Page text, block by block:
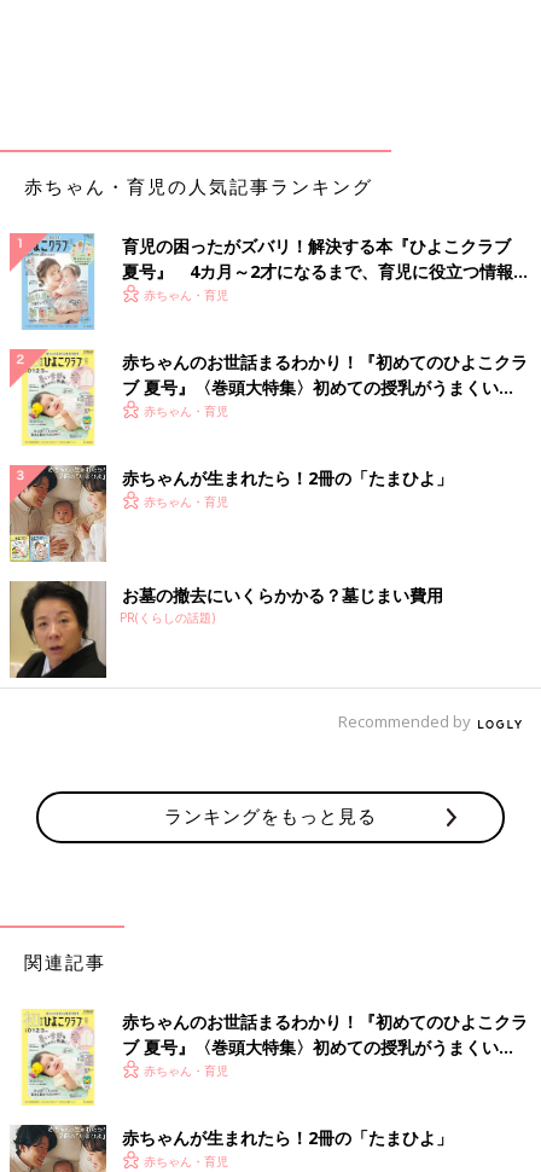
出典：Instagramアカウント「closet.1026」
nさんはこちらのレギンスを購入。お安くなっていたので、サイ
ズアップしてまとめ買いしたようですよ。お子さんにはパンツを
履かせることもあるけど、脱いでしまうのでレギンス率が高めな
んだとか。ユニクロのレギンスは脱ぎ着がラクなところも良いで
赤ちゃん・育児の人気記事ランキング
育児の困ったがズバリ！解決する本『ひよこクラブ
夏号』 4カ月～2才になるまで、育児に役立つ情報が
いっぱい！
赤ちゃん・育児
赤ちゃんのお世話まるわかり！『初めてのひよこクラ
ブ 夏号』〈巻頭大特集〉初めての授乳がうまくい
く！ おっぱい・ミルクの基本と夏のトラブル 解決テ
赤ちゃん・育児
赤ちゃんが生まれたら！2冊の「たまひよ」
赤ちゃん・育児
お墓の撤去にいくらかかる？墓じまい費用
PR(くらしの話題)
Recommended by
ランキングをもっと見る
関連記事
赤ちゃんのお世話まるわかり！『初めてのひよこクラ
ブ 夏号』〈巻頭大特集〉初めての授乳がうまくい
く！ おっぱい・ミルクの基本と夏のトラブル 解決テ
赤ちゃん・育児
赤ちゃんが生まれたら！2冊の「たまひよ」
赤ちゃん・育児